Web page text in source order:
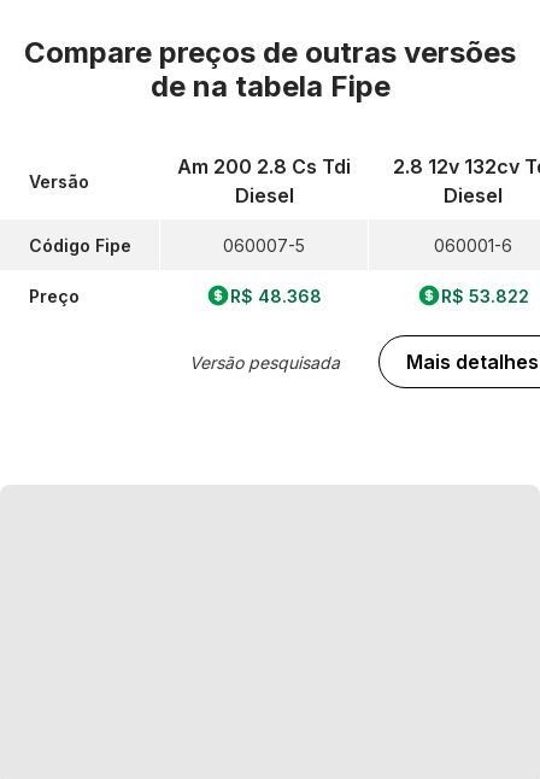
Compare preços de outras versões
de na tabela Fipe
Versão
Código Fipe
Preço
Am 200 2.8 Cs Tdi
Diesel
060007-5
R$ 48.368
Versão pesquisada
2.8 12v 132cv
Diesel
060001-6
R$ 53.822
Mais detalhes